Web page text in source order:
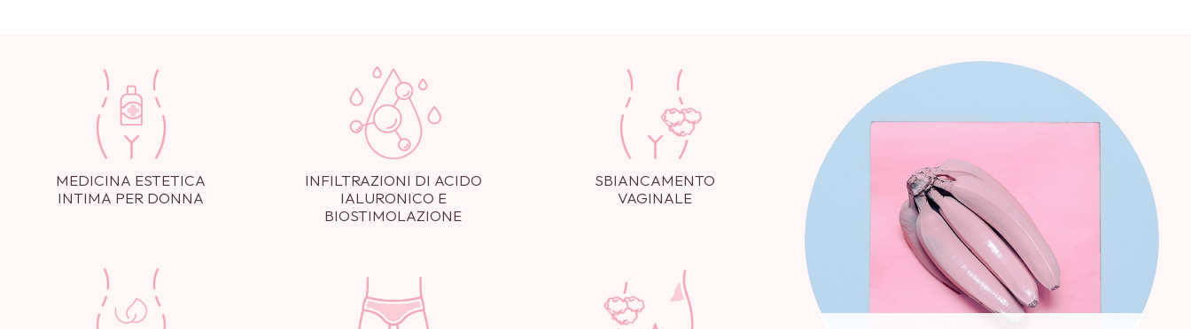
MEDICINA ESTETICA
INTIMA PER DONNA
INFILTRAZIONI DI ACIDO
IALURONICO E
BIOSTIMOLAZIONE
SBIANCAMENTO
VAGINALE